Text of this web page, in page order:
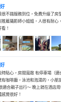
很不錯服務到位，免費升級了房
推薦攝影師小姐姐，人很有耐心
！
時貼心，房間寬敞 有停車場（
有咖啡廳，泳池和泡湯的，小朋
適合親子出行～ 晚上就在酒店
覺很好！